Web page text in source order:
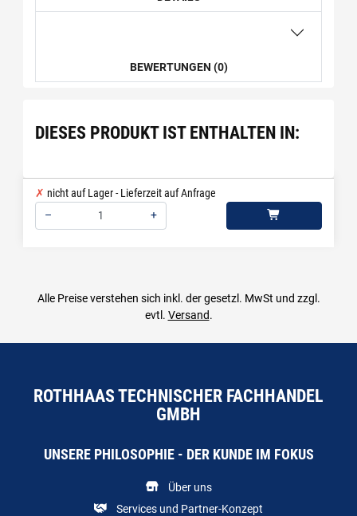
BEWERTUNGEN (0)
DIESES PRODUKT IST ENTHALTEN IN:
nicht auf Lager - Lieferzeit auf Anfrage
–
+
Alle Preise verstehen sich inkl. der gesetzl. MwSt und zzgl.
evtl. Versand.
ROTHHAAS TECHNISCHER FACHHANDEL
GMBH
UNSERE PHILOSOPHIE - DER KUNDE IM FOKUS
Über uns
Services und Partner-Konzept